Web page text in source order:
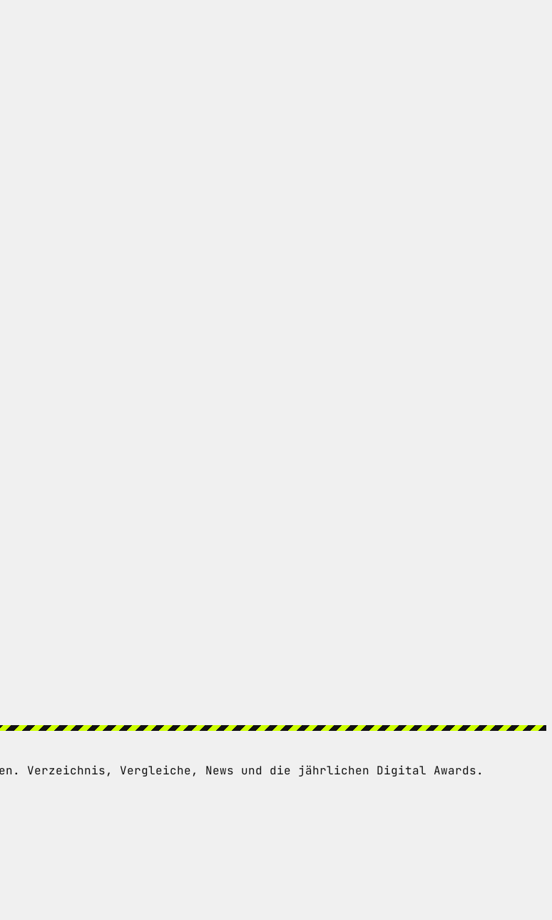
Verzeichnis, Vergleiche, News und die jährlichen Digital Awards.